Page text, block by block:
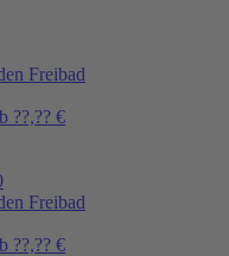
Freibad
??,?? €
Freibad
??,?? €